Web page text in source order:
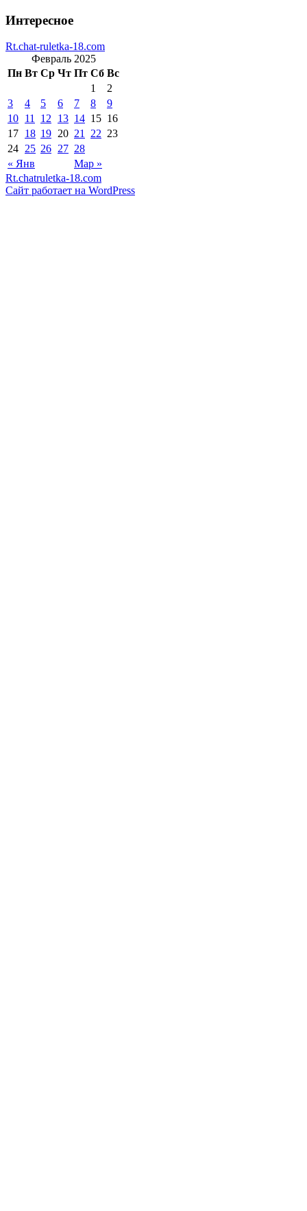
Интересное
Rt.chat-ruletka-18.com
Февраль 2025
Пн Вт Ср Чт Пт Сб Вс
« Янв Мар »
1
2
3
4 5 6 7 8
9
10 11 12 13 14 15 16
17 18 19 20 21 22 23
24 25 26 27 28
Rt.chatruletka-18.com
Сайт работает на WordPress